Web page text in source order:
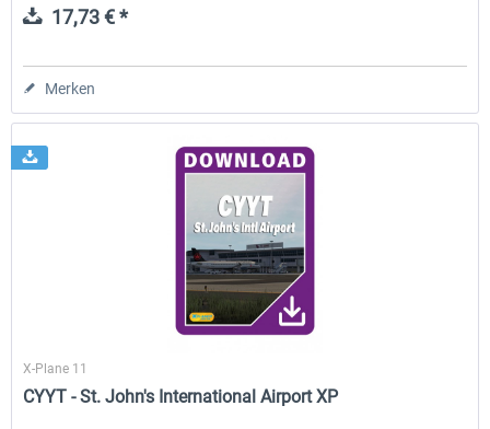
17,73 € *
Merken
X-Plane 11
CYYT - St. John's International Airport XP